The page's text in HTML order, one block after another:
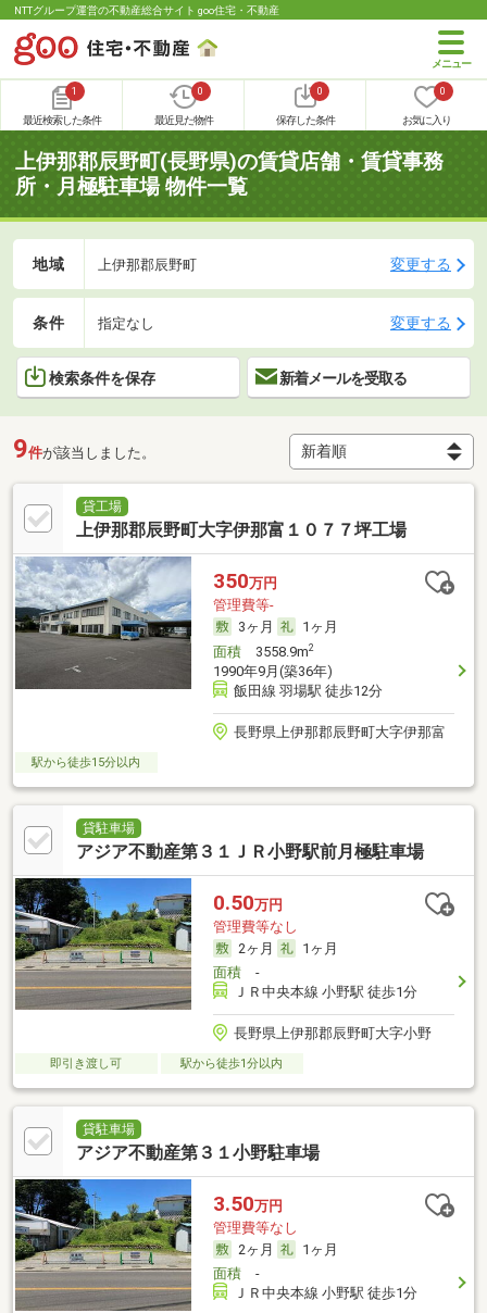
NTTグループ運営の不動産総合サイト goo住宅・不動産
1
最近検索した条件
0
最近見た物件
0
保存した条件
0
お気に入り
上伊那郡辰野町(長野県)の賃貸店舗・賃貸事務
所・月極駐車場 物件一覧
地域 上伊那郡辰野町 変更する
条件 指定なし 変更する
検索条件を保存 新着メールを受取る
9件が該当しました。
貸工場
上伊那郡辰野町大字伊那富１０７７坪工場
350万円
管理費等-
3ヶ月
1ヶ月
面積3558.9m2
1990年9月(築36年)
飯田線 羽場駅 徒歩12分
長野県上伊那郡辰野町大字伊那富
駅から徒歩15分以内
貸駐車場
アジア不動産第３１ＪＲ小野駅前月極駐車場
0.50万円
管理費等なし
2ヶ月
1ヶ月
面積-
ＪＲ中央本線 小野駅 徒歩1分
長野県上伊那郡辰野町大字小野
即引き渡し可 駅から徒歩1分以内
貸駐車場
アジア不動産第３１小野駐車場
3.50万円
管理費等なし
2ヶ月
1ヶ月
面積-
ＪＲ中央本線 小野駅 徒歩1分